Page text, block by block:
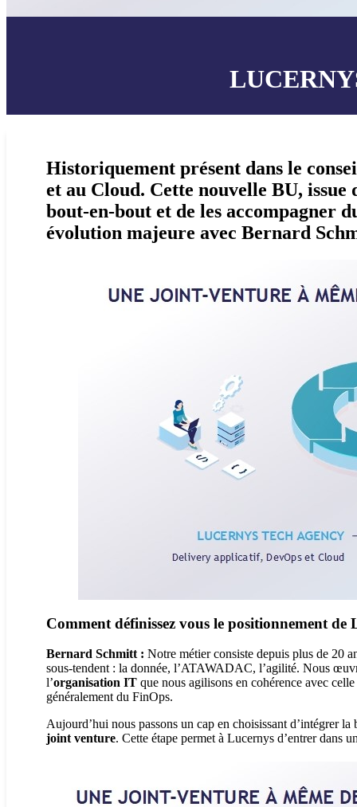
Historiquement présent dans le
et au Cloud. Cette nouvelle BU,
bout-en-bout et de les accompagner
évolution majeure avec Bernard
Comment définissez vous le positionnement
Bernard Schmitt : Notre métier consiste depuis plus de 20
sous-tendent : la donnée, l’ATAWADAC, l’agilité. Nous
l’organisation IT que nous agilisons en cohérence avec
généralement du FinOps.
Aujourd’hui nous passons un cap en choisissant d’intégrer
joint venture. Cette étape permet à Lucernys d’entrer dans